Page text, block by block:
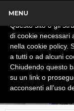
MENU
Informativa
Questo sito o gli
di cookie necessari
nella cookie policy.
a tutti o ad alcuni
Chiudendo questo
su un link o
acconsenti all’uso